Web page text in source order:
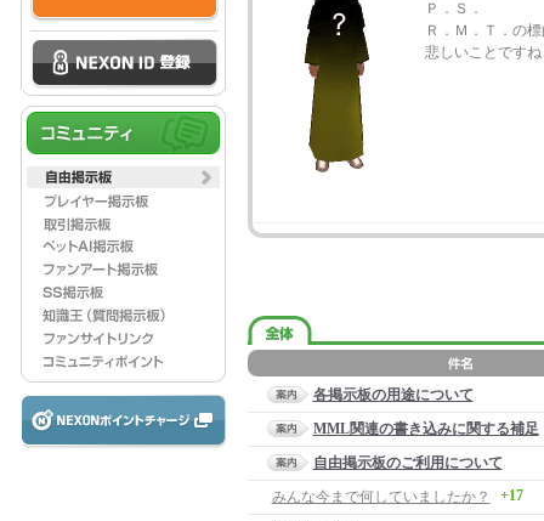
Ｐ．Ｓ．
Ｒ．Ｍ．Ｔ．の
悲しいことです
各掲示板の用途について
MML関連の書き込みに関する補足
自由掲示板のご利用について
みんな今まで何していましたか？
+17